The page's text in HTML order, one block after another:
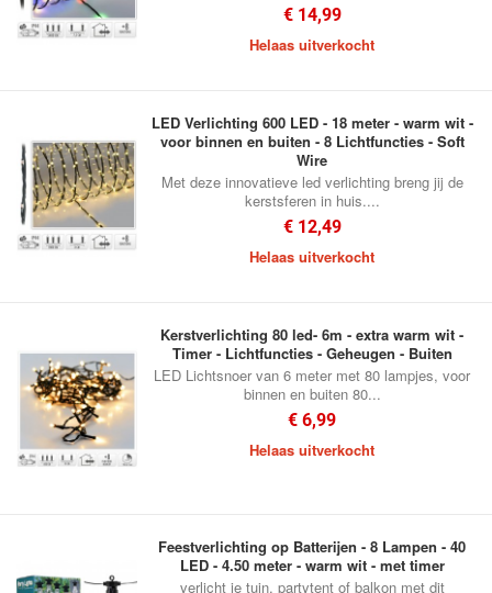
€ 14,99
Helaas uitverkocht
LED Verlichting 600 LED - 18 meter - warm wit -
voor binnen en buiten - 8 Lichtfuncties - Soft
Wire
Met deze innovatieve led verlichting breng jij de
kerstsferen in huis....
€ 12,49
Helaas uitverkocht
Kerstverlichting 80 led- 6m - extra warm wit -
Timer - Lichtfuncties - Geheugen - Buiten
LED Lichtsnoer van 6 meter met 80 lampjes, voor
binnen en buiten 80...
€ 6,99
Helaas uitverkocht
Feestverlichting op Batterijen - 8 Lampen - 40
LED - 4.50 meter - warm wit - met timer
verlicht je tuin, partytent of balkon met dit